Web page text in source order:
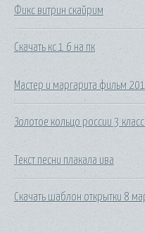
Фикс витрин скайрим
Скачать кс 1 6 на пк
Мастер и маргарита фильм
Золотое кольцо россии 3
Текст песни плакала ива
Скачать шаблон открытки 8